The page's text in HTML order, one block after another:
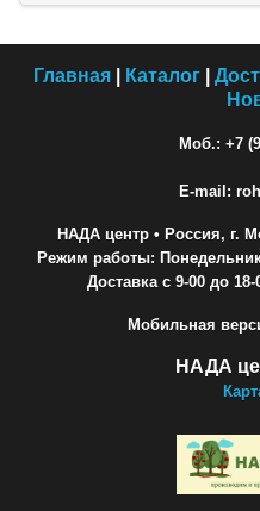
Главная| Каталог|
Моб.: +7
E-mail:
НАДА центр• Россия, г.
Режим работы:
Доставка с 9-00 до
Мобильная
НАДА